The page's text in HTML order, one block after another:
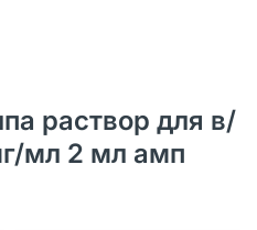
раствор для в/
мл 2 мл амп